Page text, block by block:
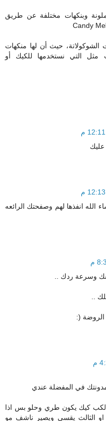
وبنكهات مختلفة عن طريق
حيث أن لها منكهات
التي نستخدمها للكيك أو
عليك
الله انفذها لهم وصفحتك الرائعه
وسرعة ردك ..
..
الروضة (:
مدونتك في المفضلة عندي
كيك يكون طري وحلو بس اذا
او الثالث يقسى ويصير ناشف مو